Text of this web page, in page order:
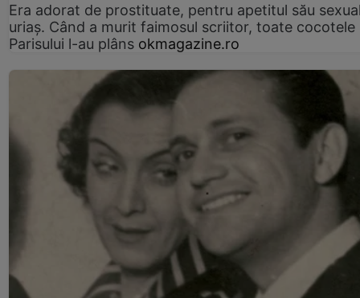
Era adorat de prostituate, pentru apetitul său
uriaș. Când a murit faimosul scriitor, toate cocotele
Parisului l-au plâns okmagazine.ro